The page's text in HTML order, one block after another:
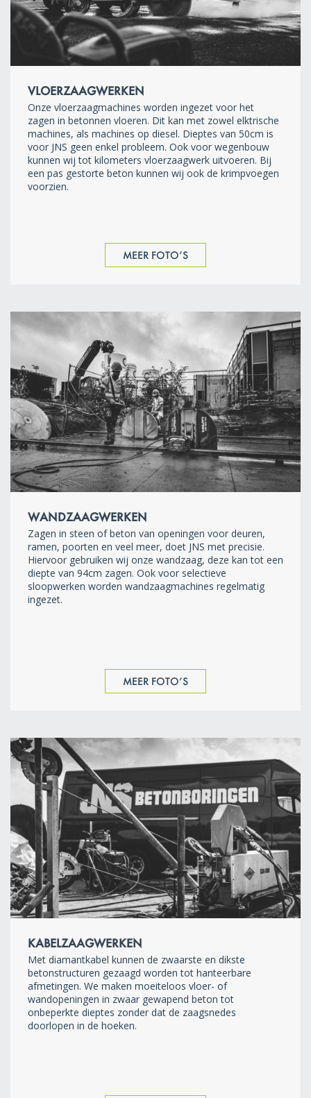
VLOERZAAGWERKEN
Onze vloerzaagmachines worden ingezet voor het
zagen in betonnen vloeren. Dit kan met zowel elktrische
machines, als machines op diesel. Dieptes van 50cm is
voor JNS geen enkel probleem. Ook voor wegenbouw
kunnen wij tot kilometers vloerzaagwerk uitvoeren. Bij
een pas gestorte beton kunnen wij ook de krimpvoegen
voorzien.
WANDZAAGWERKEN
Zagen in steen of beton van openingen voor deuren,
ramen, poorten en veel meer, doet JNS met precisie.
Hiervoor gebruiken wij onze wandzaag, deze kan tot een
diepte van 94cm zagen. Ook voor selectieve
sloopwerken worden wandzaagmachines regelmatig
ingezet.
KABELZAAGWERKEN
Met diamantkabel kunnen de zwaarste en dikste
betonstructuren gezaagd worden tot hanteerbare
afmetingen. We maken moeiteloos vloer- of
wandopeningen in zwaar gewapend beton tot
onbeperkte dieptes zonder dat de zaagsnedes
doorlopen in de hoeken.